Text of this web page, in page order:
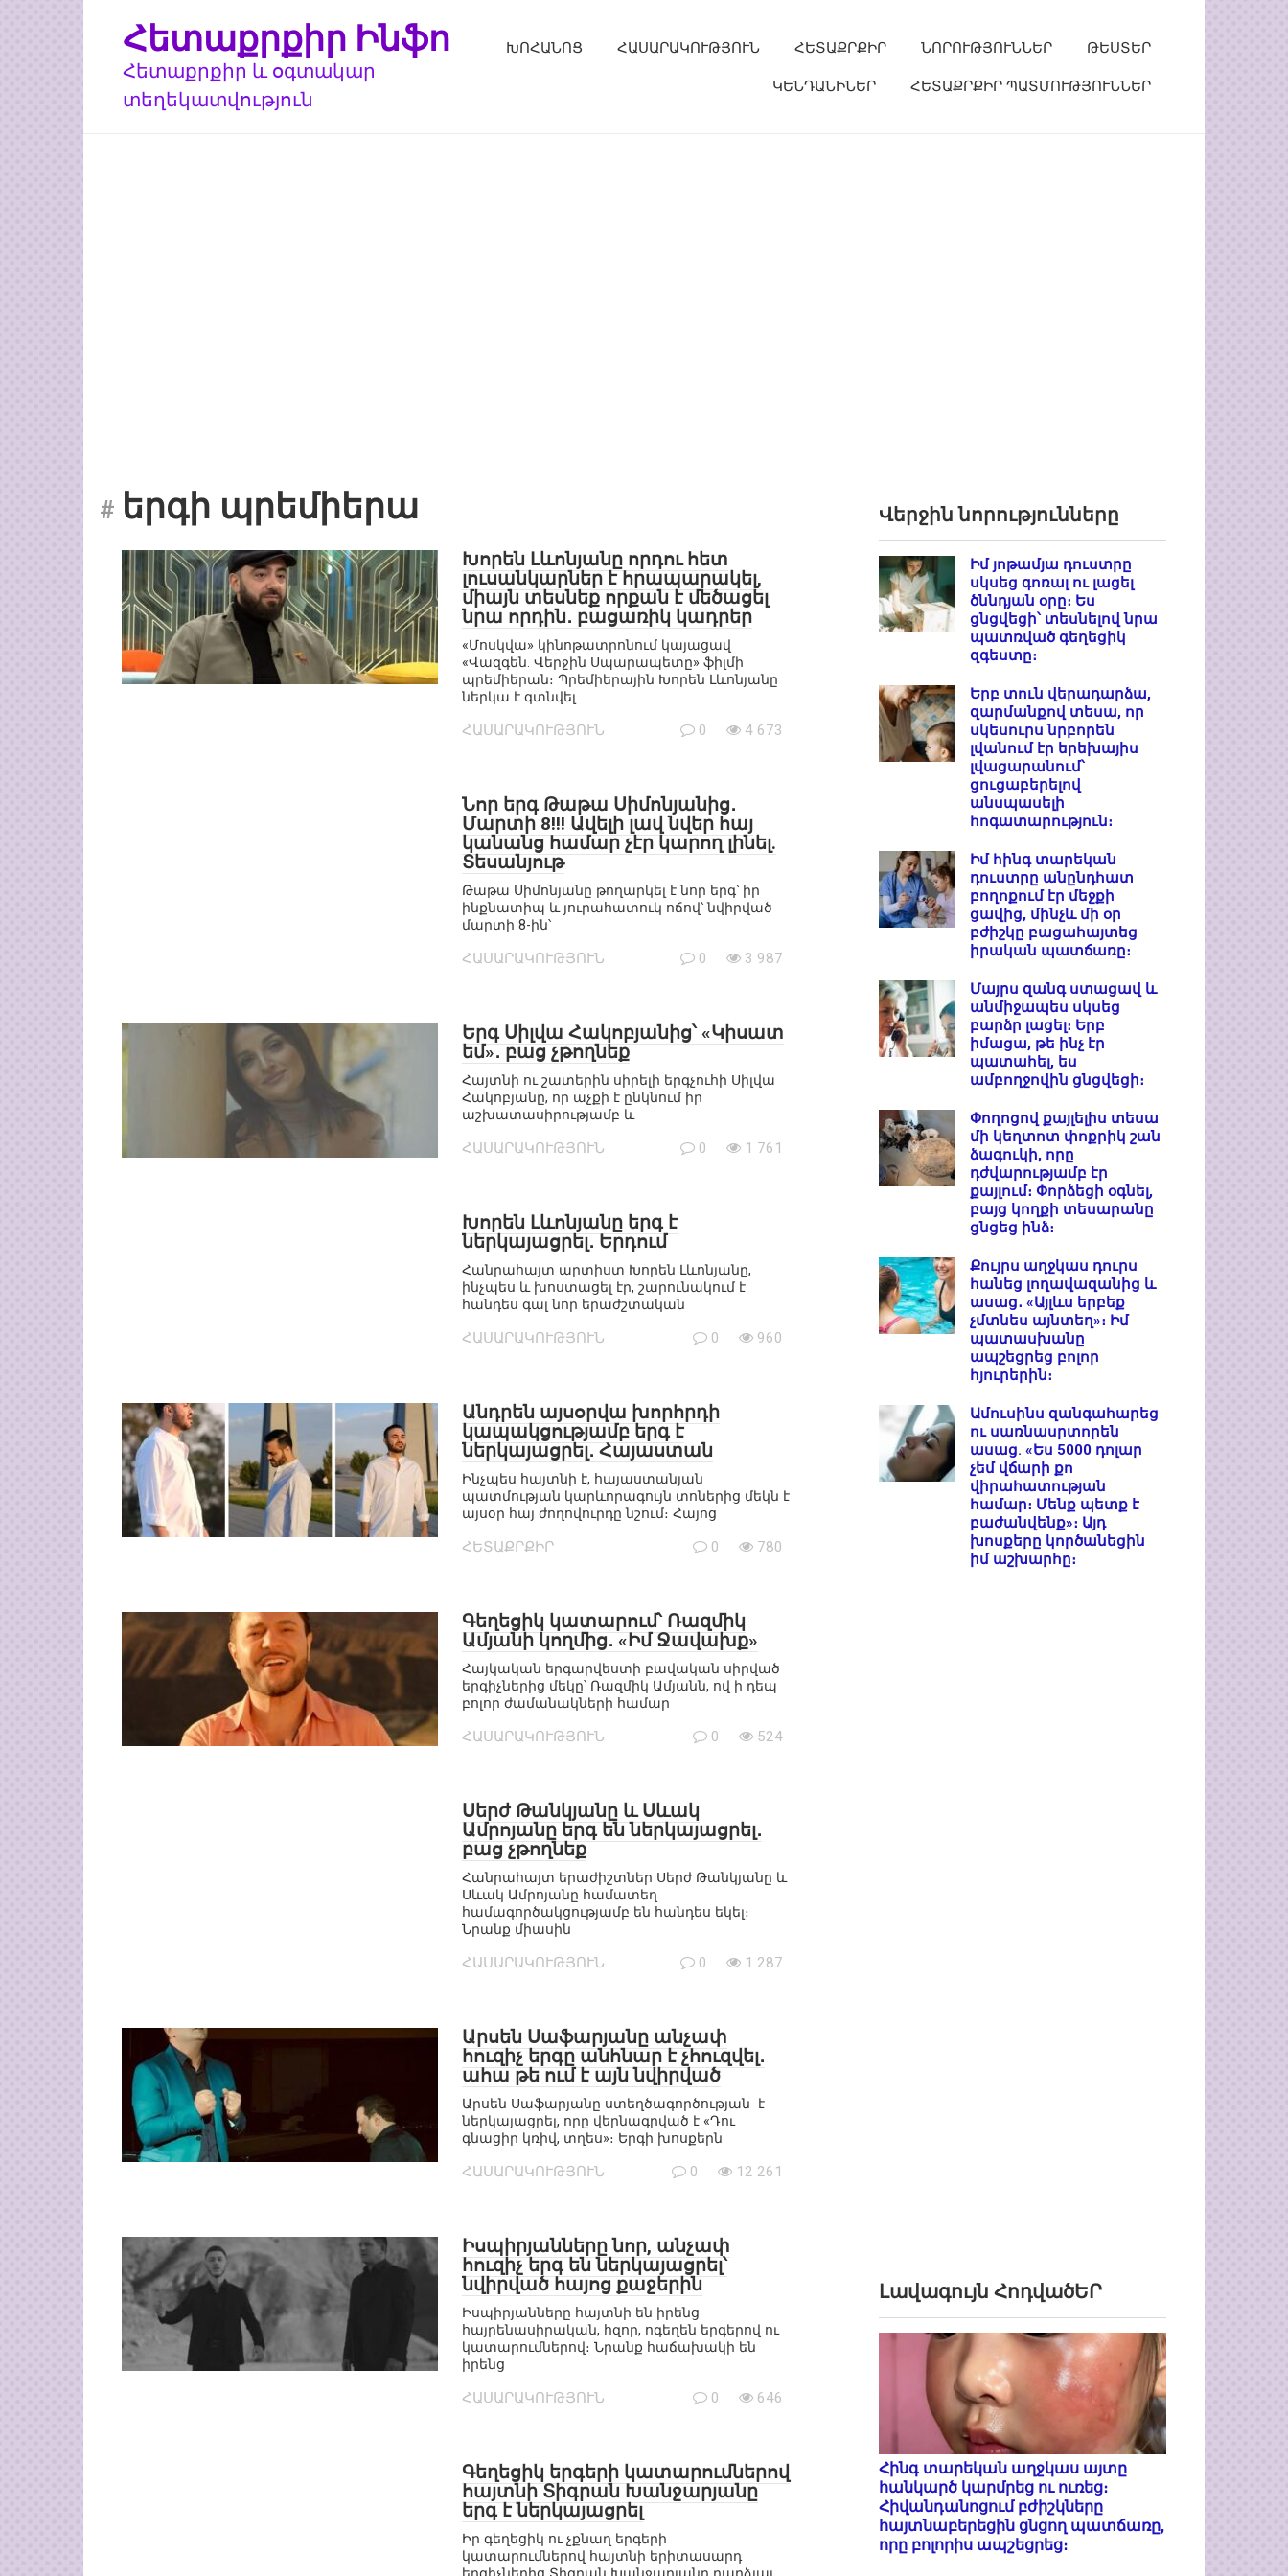
Հետաքրքիր Ինֆո
Հետաքրքիր և օգտակար
տեղեկատվություն
ԽՈՀԱՆՈՑ ՀԱՍԱՐԱԿՈՒԹՅՈՒՆ ՀԵՏԱՔՐՔԻՐ ՆՈՐՈՒԹՅՈՒՆՆԵՐ ԹԵՍՏԵՐ
ԿԵՆԴԱՆԻՆԵՐ ՀԵՏԱՔՐՔԻՐ ՊԱՏՄՈՒԹՅՈՒՆՆԵՐ
երգի պրեմիերա
Խորեն Լևոնյանը որդու հետ
լուսանկարներ է հրապարակել,
միայն տեսնեք որքան է մեծացել
նրա որդին․ բացառիկ կադրեր
«Մոսկվա» կինոթատրոնում կայացավ
«Վազգեն. Վերջին Սպարապետը» ֆիլմի
պրեմիերան։ Պրեմիերային Խորեն Լևոնյանը
ներկա է գտնվել
ՀԱՍԱՐԱԿՈՒԹՅՈՒՆ 0 4 673
Նոր երգ Թաթա Սիմոնյանից․
Մարտի 8!!! Ավելի լավ նվեր հայ
կանանց համար չէր կարող լինել.
Տեսանյութ
Թաթա Սիմոնյանը թողարկել է նոր երգ՝ իր
ինքնատիպ և յուրահատուկ ոճով՝ նվիրված
մարտի 8-ին՝
ՀԱՍԱՐԱԿՈՒԹՅՈՒՆ 0 3 987
Երգ Սիլվա Հակոբյանից՝ «Կիսատ
եմ»․ բաց չթողնեք
Հայտնի ու շատերին սիրելի երգչուհի Սիլվա
Հակոբյանը, որ աչքի է ընկնում իր
աշխատասիրությամբ և
ՀԱՍԱՐԱԿՈՒԹՅՈՒՆ 0 1 761
Խորեն Լևոնյանը երգ է
ներկայացրել․ Երդում
Հանրահայտ արտիստ Խորեն Լևոնյանը,
ինչպես և խոստացել էր, շարունակում է
հանդես գալ նոր երաժշտական
ՀԱՍԱՐԱԿՈՒԹՅՈՒՆ 0 960
Անդրեն այսօրվա խորհրդի
կապակցությամբ երգ է
ներկայացրել․ Հայաստան
Ինչպես հայտնի է, հայաստանյան
պատմության կարևորագույն տոներից մեկն է
այսօր հայ ժողովուրդը նշում։ Հայոց
ՀԵՏԱՔՐՔԻՐ 0 780
Գեղեցիկ կատարում՝ Ռազմիկ
Ամյանի կողմից․ «Իմ Ջավախք»
Հայկական երգարվեստի բավական սիրված
երգիչներից մեկը՝ Ռազմիկ Ամյանն, ով ի դեպ
բոլոր ժամանակների համար
ՀԱՍԱՐԱԿՈՒԹՅՈՒՆ 0 524
Սերժ Թանկյանը և Սևակ
Ամրոյանը երգ են ներկայացրել․
բաց չթողնեք
Հանրահայտ երաժիշտներ Սերժ Թանկյանը և
Սևակ Ամրոյանը համատեղ
համագործակցությամբ են հանդես եկել։
Նրանք միասին
ՀԱՍԱՐԱԿՈՒԹՅՈՒՆ 0 1 287
Արսեն Սաֆարյանը անչափ
հուզիչ երգը անհնար է չհուզվել․
ահա թե ում է այն նվիրված
Արսեն Սաֆարյանը ստեղծագործության է
ներկայացրել, որը վերնագրված է «Դու
գնացիր կռիվ, տղես»։ Երգի խոսքերն
ՀԱՍԱՐԱԿՈՒԹՅՈՒՆ 0 12 261
Իսպիրյանները նոր, անչափ
հուզիչ երգ են ներկայացրել՝
նվիրված հայոց քաջերին
Իսպիրյանները հայտնի են իրենց
հայրենասիրական, հզոր, ոգեղեն երգերով ու
կատարումներով։ Նրանք հաճախակի են
իրենց
ՀԱՍԱՐԱԿՈՒԹՅՈՒՆ 0 646
Գեղեցիկ երգերի կատարումներով
հայտնի Տիգրան Խանջարյանը
երգ է ներկայացրել
Իր գեղեցիկ ու չքնաղ երգերի
կատարումներով հայտնի երիտասարդ
Վերջին նորությունները
Իմ յոթամյա դուստրը
սկսեց գոռալ ու լացել
ծննդյան օրը։ Ես
ցնցվեցի՝ տեսնելով նրա
պատռված գեղեցիկ
զգեստը։
Երբ տուն վերադարձա,
զարմանքով տեսա, որ
սկեսուրս նրբորեն
լվանում էր երեխայիս
լվացարանում՝
ցուցաբերելով
անսպասելի
հոգատարություն։
Իմ հինգ տարեկան
դուստրը անընդհատ
բողոքում էր մեջքի
ցավից, մինչև մի օր
բժիշկը բացահայտեց
իրական պատճառը։
Մայրս զանգ ստացավ և
անմիջապես սկսեց
բարձր լացել։ Երբ
իմացա, թե ինչ էր
պատահել, ես
ամբողջովին ցնցվեցի։
Փողոցով քայլելիս տեսա
մի կեղտոտ փոքրիկ շան
ձագուկի, որը
դժվարությամբ էր
քայլում։ Փորձեցի օգնել,
բայց կողքի տեսարանը
ցնցեց ինձ։
Քույրս աղջկաս դուրս
հանեց լողավազանից և
ասաց․ «Այլևս երբեք
չմտնես այնտեղ»։ Իմ
պատասխանը
ապշեցրեց բոլոր
հյուրերին։
Ամուսինս զանգահարեց
ու սառնասրտորեն
ասաց. «Ես 5000 դոլար
չեմ վճարի քո
վիրահատության
համար։ Մենք պետք է
բաժանվենք»։ Այդ
խոսքերը կործանեցին
իմ աշխարհը։
Լավագույն ՀոդվածԵՐ
Հինգ տարեկան աղջկաս այտը
հանկարծ կարմրեց ու ուռեց։
Հիվանդանոցում բժիշկները
հայտնաբերեցին ցնցող պատճառը,
որը բոլորիս ապշեցրեց։